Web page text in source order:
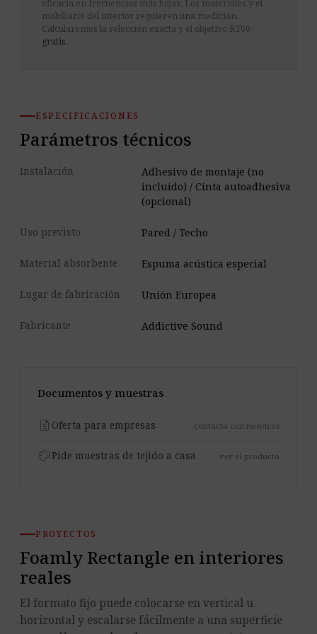
eficacia en frecuencias más bajas. Los materiales y el
mobiliario del interior requieren una medición.
Calcularemos la selección exacta y el objetivo RT60
gratis.
ESPECIFICACIONES
Parámetros técnicos
Instalación
Adhesivo de montaje (no
incluido) / Cinta autoadhesiva
(opcional)
Uso previsto Pared / Techo
Material absorbente Espuma acústica especial
Lugar de fabricación Unión Europea
Fabricante Addictive Sound
Documentos y muestras
request_quote Oferta para empresas contacta con nosotros
palettePide muestras de tejido a casa ver el producto
PROYECTOS
Foamly Rectangle en interiores
reales
El formato fijo puede colocarse en vertical u
horizontal y escalarse fácilmente a una superficie